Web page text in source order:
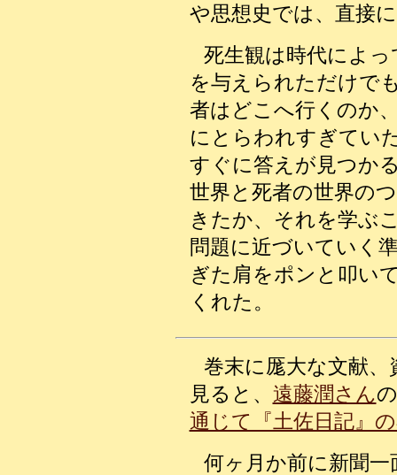
や思想史では、直接
死生観は時代によ
を与えられただけで
者はどこへ行くのか
にとらわれすぎてい
すぐに答えが見つか
世界と死者の世界の
きたか、それを学ぶ
問題に近づいていく
ぎた肩をポンと叩い
くれた。
巻末に厖大な文献
見ると、 遠藤潤さん
通じて『土佐日記』
何ヶ月か前に新聞